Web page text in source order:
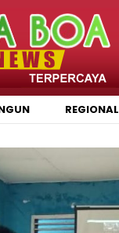
REGIONAL